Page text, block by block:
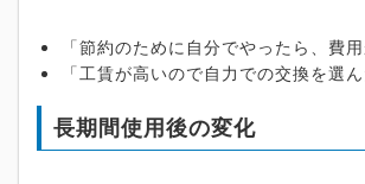
「節約のために自分でやったら、費
「工賃が高いので自力での交換を選ん
長期間使用後の変化